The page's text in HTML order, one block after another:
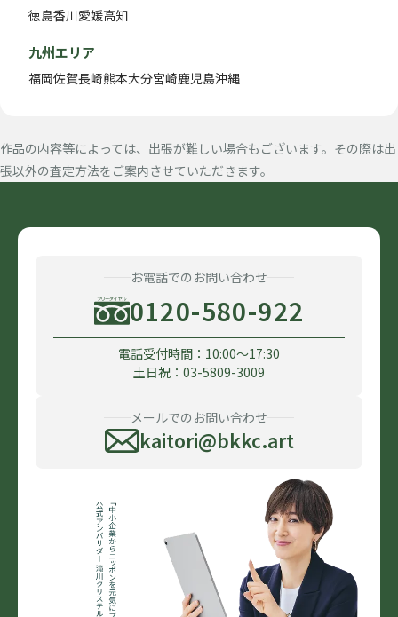
徳島香川愛媛高知
九州エリア
福岡佐賀長崎熊本大分宮崎鹿児島沖縄
作品の内容等によっては、出張が難しい場合もございます。その際は出
張以外の査定方法をご案内させていただきます。
お電話でのお問い合わせ
0120-580-922
電話受付時間：10:00〜17:30
土日祝：03-5809-3009
メールでのお問い合わせ
kaitori@bkkc.art